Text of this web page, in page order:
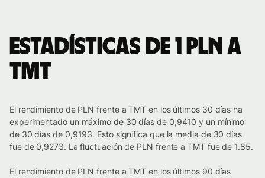
Estadísticas de 1 PLN a
TMT
El rendimiento de PLN frente a TMT en los últimos 30 días ha
experimentado un máximo de 30 días de 0,9410 y un mínimo
de 30 días de 0,9193. Esto significa que la media de 30 días
fue de 0,9273. La fluctuación de PLN frente a TMT fue de 1.85.
El rendimiento de PLN frente a TMT en los últimos 90 días